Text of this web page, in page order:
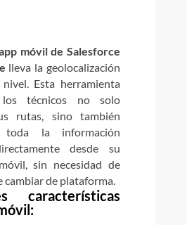
móvil de Salesforce
lleva la geolocalización
Esta herramienta
técnicos no solo
rutas, sino también
la información
desde su
sin necesidad de
cambiar de plataforma.
características